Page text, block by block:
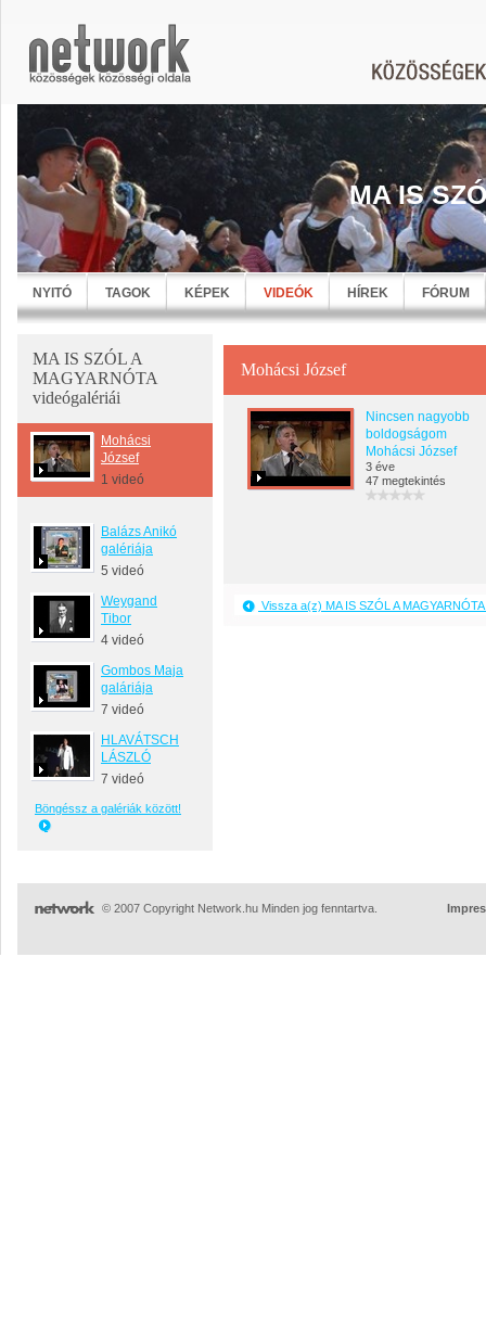
MA IS
NYITÓ TAGOK KÉPEK VIDEÓK HÍREK FÓRUM
MA IS SZÓL A
MAGYARNÓTA
videógalériái
Mohácsi
József
1 videó
Balázs Anikó
galériája
5 videó
Weygand
Tibor
4 videó
Gombos Maja
galáriája
7 videó
HLAVÁTSCH
LÁSZLÓ
7 videó
Böngéssz a galériák között!
Mohácsi József
Nincsen nagyobb
boldogságom
Mohácsi József
3 éve
47 megtekintés
Vissza a(z) MA IS SZÓL A
© 2007 Copyright Network.hu Minden jog fenntartva.